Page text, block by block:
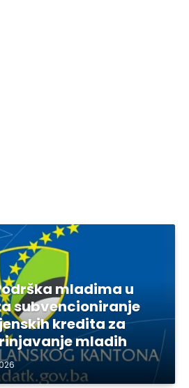
mladima u
subvencioniranje
kredita za
mladih